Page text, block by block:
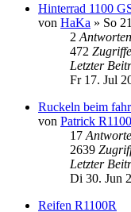
Hinterrad 1100
von HaKa » So
2 Antworten
472 Zugriffe
Letzter
Fr 17. Jul
Ruckeln beim
von Patrick
17
2639
Letzter
Di 30. Jun
Reifen R1100R